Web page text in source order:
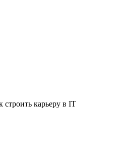
строить карьеру в IT